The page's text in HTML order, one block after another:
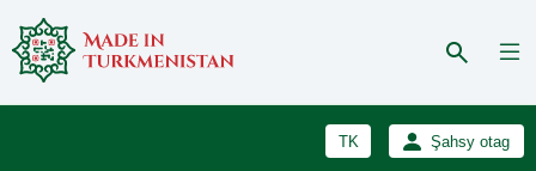
TK Şahsy otag